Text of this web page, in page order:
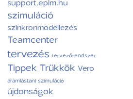
szimuláció
szinkronmodellezés
Teamcenter
tervezés tervezőrendszer
Tippek Trükkök Vero
áramlástani szimuláció
újdonságok